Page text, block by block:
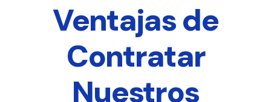
Ventajas de
Contratar
Nuestros